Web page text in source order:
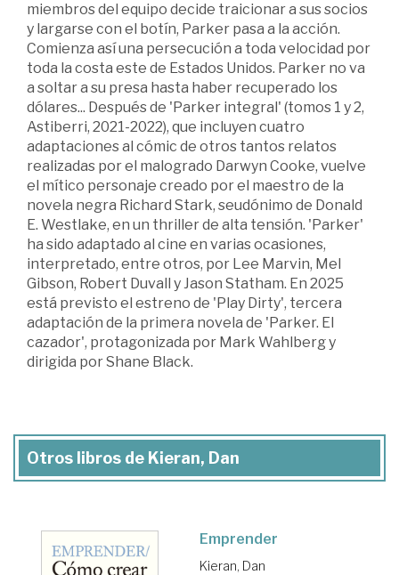
miembros del equipo decide traicionar a sus socios
y largarse con el botín, Parker pasa a la acción.
Comienza así una persecución a toda velocidad por
toda la costa este de Estados Unidos. Parker no va
a soltar a su presa hasta haber recuperado los
dólares... Después de 'Parker integral' (tomos 1 y 2,
Astiberri, 2021-2022), que incluyen cuatro
adaptaciones al cómic de otros tantos relatos
realizadas por el malogrado Darwyn Cooke, vuelve
el mítico personaje creado por el maestro de la
novela negra Richard Stark, seudónimo de Donald
E. Westlake, en un thriller de alta tensión. 'Parker'
ha sido adaptado al cine en varias ocasiones,
interpretado, entre otros, por Lee Marvin, Mel
Gibson, Robert Duvall y Jason Statham. En 2025
está previsto el estreno de 'Play Dirty', tercera
adaptación de la primera novela de 'Parker. El
cazador', protagonizada por Mark Wahlberg y
dirigida por Shane Black.
Otros libros de Kieran, Dan
Emprender
Kieran, Dan